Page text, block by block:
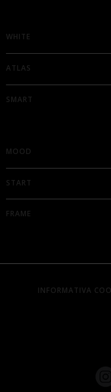
WHITE
ATLAS
SMART
MOOD
START
FRAME
INFORMATIVA